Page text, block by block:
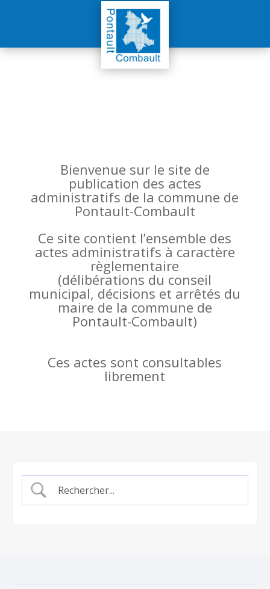
Bienvenue sur le site de
publication des actes
administratifs de la commune de
Pontault-Combault
Ce site contient l’ensemble des
actes administratifs à caractère
règlementaire
(délibérations du conseil
municipal, décisions et arrêtés du
maire de la commune de
Pontault-Combault)
Ces actes sont consultables
librement